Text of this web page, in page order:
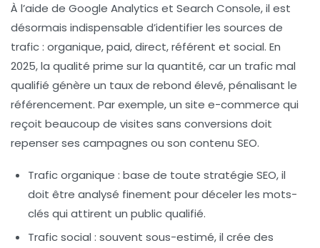
À l’aide de Google Analytics et Search Console, il est
désormais indispensable d’identifier les sources de
trafic : organique, paid, direct, référent et social. En
2025, la qualité prime sur la quantité, car un trafic mal
qualifié génère un taux de rebond élevé, pénalisant le
référencement. Par exemple, un site e-commerce qui
reçoit beaucoup de visites sans conversions doit
repenser ses campagnes ou son contenu SEO.
Trafic organique : base de toute stratégie SEO, il
doit être analysé finement pour déceler les mots-
clés qui attirent un public qualifié.
Trafic social : souvent sous-estimé, il crée des